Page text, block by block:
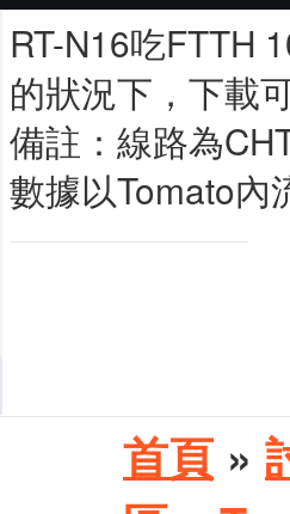
RT-N16吃FTTH
的狀況下，下載
備註：線路為
數據以Tomato內
首頁 »